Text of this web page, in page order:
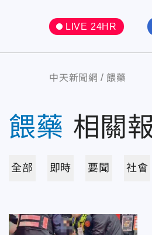
LIVE 24HR
中天新聞網 餵藥
餵藥 相關
全部 即時 要聞 社會